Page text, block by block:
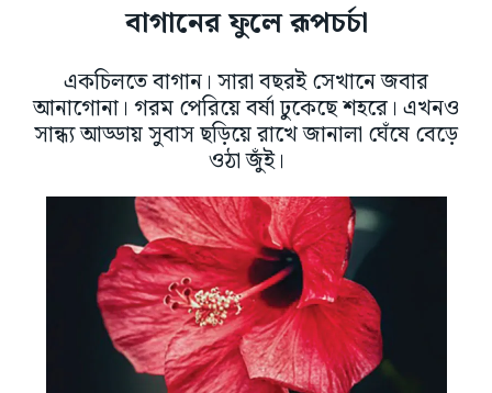
বাগানের ফুলে রূপচর্চা
একচিলতে বাগান। সারা বছরই সেখানে জবার
আনাগোনা। গরম পেরিয়ে বর্ষা ঢুকেছে শহরে। এখনও
সান্ধ্য আড্ডায় সুবাস ছড়িয়ে রাখে জানালা ঘেঁষে বেড়ে
ওঠা জুঁই।